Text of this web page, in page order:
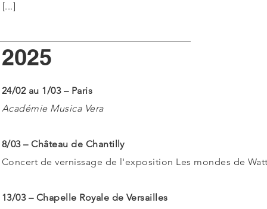
[...]
2025
24/02 au 1/03 – Paris
Académie Musica Vera
8/03 – Château de Chantilly
Concert de vernissage de l'exposition Les mondes de
13/03 – Chapelle Royale de Versailles